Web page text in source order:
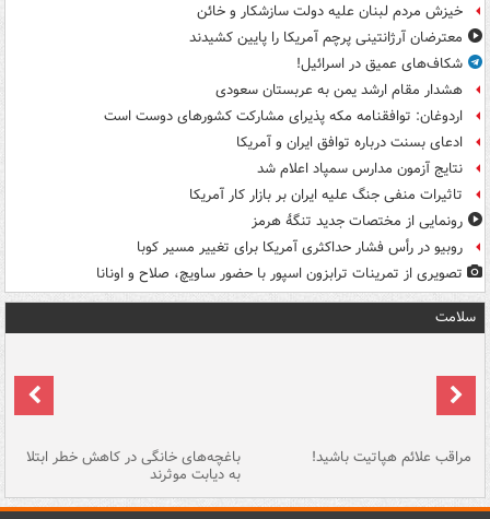
خیزش مردم لبنان علیه دولت سازشکار و خائن
معترضان آرژانتینی پرچم آمریکا را پایین کشیدند
شکاف‌های عمیق در اسرائیل!
هشدار مقام ارشد یمن به عربستان سعودی
اردوغان: توافقنامه مکه پذیرای مشارکت کشورهای دوست است
ادعای بسنت درباره توافق ایران و آمریکا
نتایج آزمون مدارس سمپاد اعلام شد
تاثیرات منفی جنگ علیه ایران بر بازار کار آمریکا
رونمایی از مختصات جدید تنگۀ هرمز
روبیو در رأس فشار حداکثری آمریکا برای تغییر مسیر کوبا
تصویری از تمرینات ترابزون اسپور با حضور ساویچ، صلاح و اونانا
سلامت
مراقب علائم هپاتیت باشید! باغچه‌های خانگی در کاهش خطر ابتلا
به دیابت موثرند